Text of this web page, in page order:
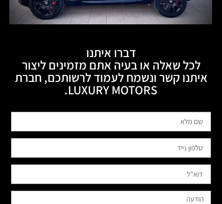
דברו איתנו
לכל שאלה או בעיה אתם מזמינים ליצור
איתנו קשר ונשמח לעמוד לרשותכם, חברת
LUXURY MOTORS.